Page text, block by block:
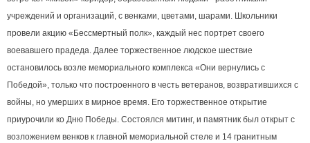
учреждений и организаций, с венками, цветами, шарами. Школьники
провели акцию «Бессмертный полк», каждый нес портрет своего
воевавшего прадеда. Далее торжественное людское шествие
остановилось возле мемориального комплекса «Они вернулись с
Победой», только что построенного в честь ветеранов, возвратившихся с
войны, но умерших в мирное время. Его торжественное открытие
приурочили ко Дню Победы. Состоялся митинг, и памятник был открыт с
возложением венков к главной мемориальной стеле и 14 гранитным